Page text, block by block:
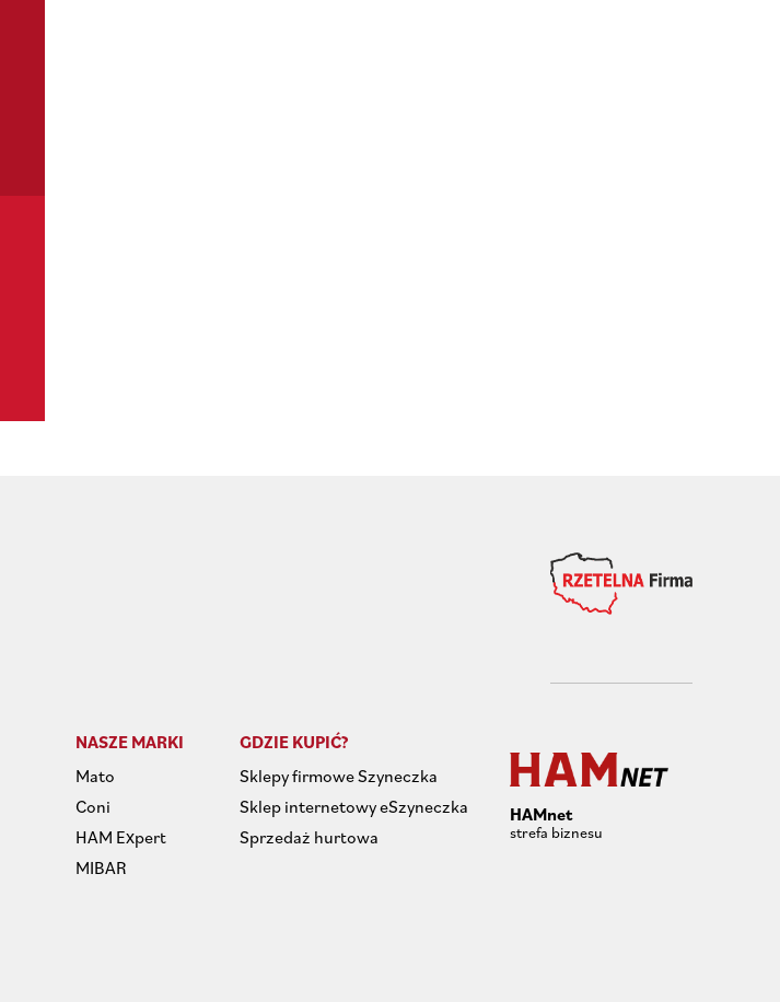
NASZE MARKI
Mato
Coni
HAM Expert
MIBAR
GDZIE KUPIĆ?
Sklepy firmowe Szyneczka
Sklep internetowy eSzyneczka
Sprzedaż hurtowa
HAMnet
strefa biznesu